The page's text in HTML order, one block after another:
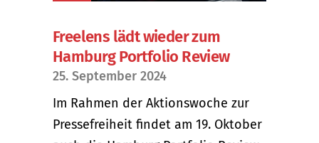
Freelens lädt wieder zum
Hamburg Portfolio Review
25. September 2024
Im Rahmen der Aktionswoche zur
Pressefreiheit findet am 19. Oktober